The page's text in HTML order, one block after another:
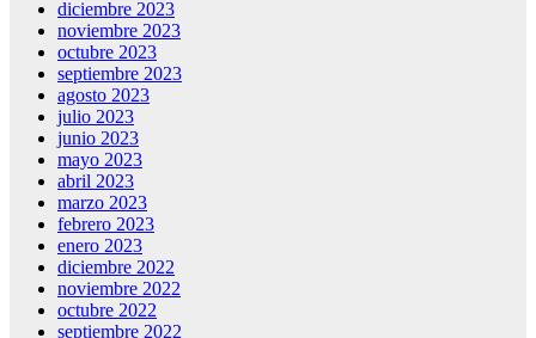
diciembre 2023
noviembre 2023
octubre 2023
septiembre 2023
agosto 2023
julio 2023
junio 2023
mayo 2023
abril 2023
marzo 2023
febrero 2023
enero 2023
diciembre 2022
noviembre 2022
octubre 2022
septiembre 2022